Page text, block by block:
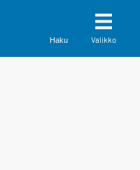
Haku Valikko